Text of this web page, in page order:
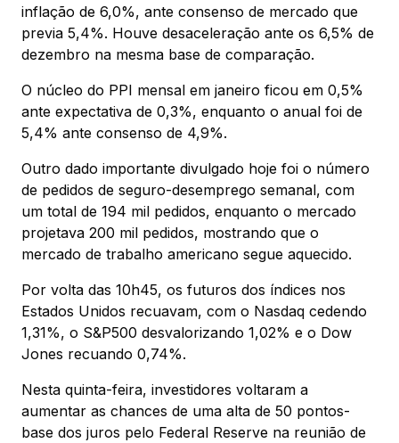
inflação de 6,0%, ante consenso de mercado que
previa 5,4%. Houve desaceleração ante os 6,5% de
dezembro na mesma base de comparação.
O núcleo do PPI mensal em janeiro ficou em 0,5%
ante expectativa de 0,3%, enquanto o anual foi de
5,4% ante consenso de 4,9%.
Outro dado importante divulgado hoje foi o número
de pedidos de seguro-desemprego semanal, com
um total de 194 mil pedidos, enquanto o mercado
projetava 200 mil pedidos, mostrando que o
mercado de trabalho americano segue aquecido.
Por volta das 10h45, os futuros dos índices nos
Estados Unidos recuavam, com o Nasdaq cedendo
1,31%, o S&P500 desvalorizando 1,02% e o Dow
Jones recuando 0,74%.
Nesta quinta-feira, investidores voltaram a
aumentar as chances de uma alta de 50 pontos-
base dos juros pelo Federal Reserve na reunião de